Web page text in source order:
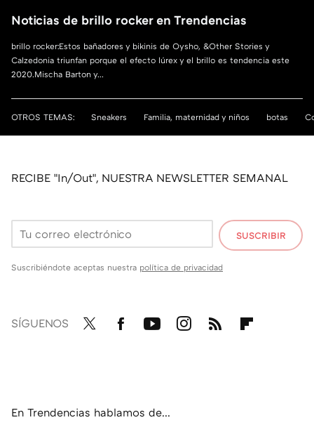
Noticias de brillo rocker en Trendencias
brillo rocker:Estos bañadores y bikinis de Oysho, &Other Stories y
Calzedonia triunfan porque el efecto lúrex y el brillo es tendencia este
2020.Mischa Barton y...
OTROS TEMAS: Sneakers Familia, maternidad y niños botas
RECIBE "In/Out", NUESTRA NEWSLETTER SEMANAL
SUSCRIBIR
Suscribiéndote aceptas nuestra política de privacidad
SÍGUENOS
En Trendencias hablamos de...